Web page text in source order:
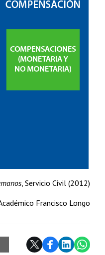
, Servicio Civil (2012)
Francisco Longo